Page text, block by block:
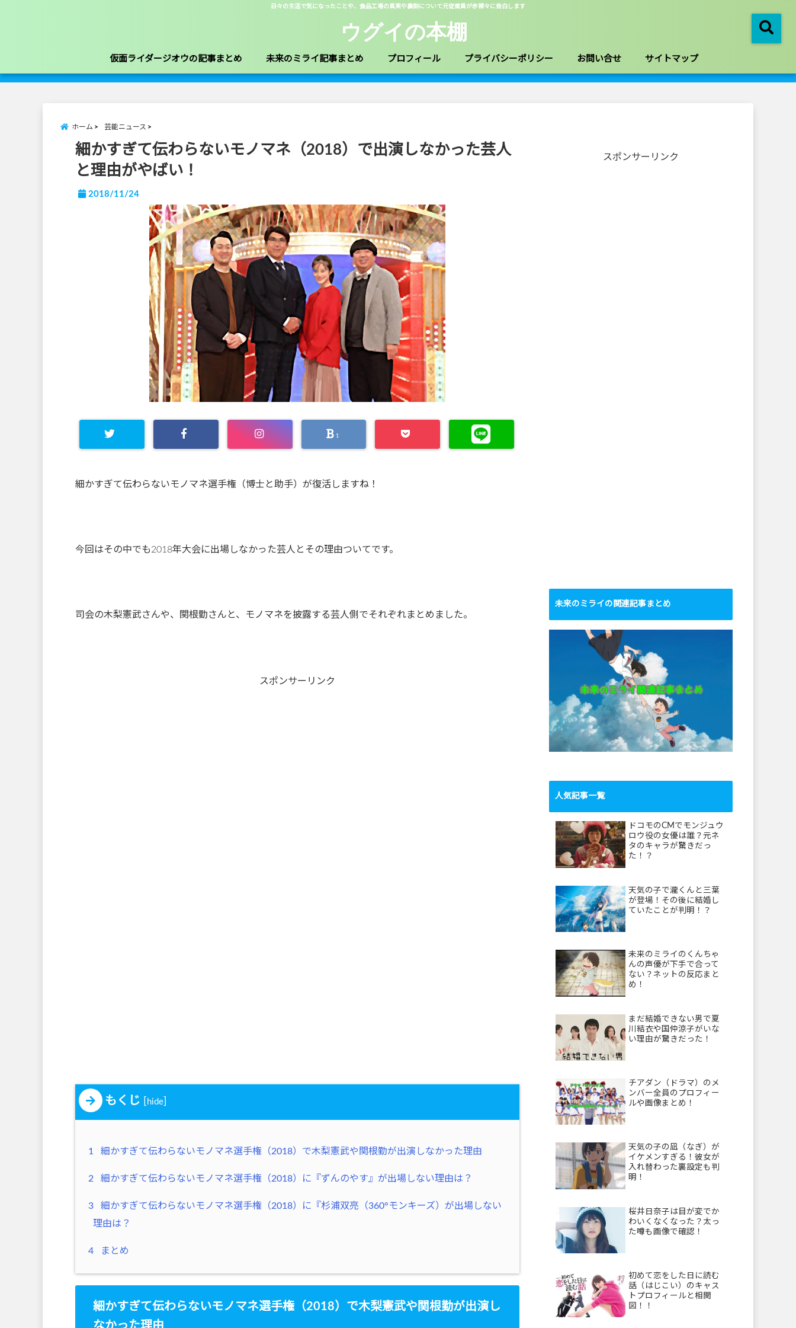
日々の生活で気になったことや、食品工場の真実や裏側について元従業員が赤裸々に告白します
ウグイの本棚
仮面ライダージオウの記事まとめ 未来のミライ記事まとめ プロフィール プライバシーポリシー お問い合せ サイトマップ
ホーム 芸能ニュース
細かすぎて伝わらないモノマネ（2018）で出演しなかった芸人
と理由がやばい！
2018/11/24
1
細かすぎて伝わらないモノマネ選手権（博士と助手）が復活しますね！
今回はその中でも2018年大会に出場しなかった芸人とその理由ついてです。
司会の木梨憲武さんや、関根勤さんと、モノマネを披露する芸人側でそれぞれまとめました。
スポンサーリンク
もくじ hide
1 細かすぎて伝わらないモノマネ選手権（2018）で木梨憲武や関根勤が出演しなかった理由
2 細かすぎて伝わらないモノマネ選手権（2018）に『ずんのやす』が出場しない理由は？
3
細かすぎて伝わらないモノマネ選手権（2018）に『杉浦双亮（360°モンキーズ）が出場しない
理由は？
4 まとめ
細かすぎて伝わらないモノマネ選手権（2018）で木梨憲武や関根勤が出演し
なかった理由
スポンサーリンク
未来のミライの関連記事まとめ
人気記事一覧
ドコモのCMでモンジュウ
ロウ役の女優は誰？元ネ
タのキャラが驚きだっ
た！？
天気の子で瀧くんと三葉
が登場！その後に結婚し
ていたことが判明！？
未来のミライのくんちゃ
んの声優が下手で合って
ない？ネットの反応まと
め！
まだ結婚できない男で夏
川結衣や国仲涼子がいな
い理由が驚きだった！
チアダン（ドラマ）のメ
ンバー全員のプロフィー
ルや画像まとめ！
天気の子の凪（なぎ）が
イケメンすぎる！彼女が
入れ替わった裏設定も判
明！
桜井日奈子は目が変でか
わいくなくなった？太っ
た噂も画像で確認！
初めて恋をした日に読む
話（はじこい）のキャス
トプロフィールと相関
図！！